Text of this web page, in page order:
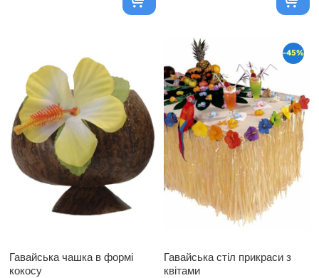
Гавайська чашка в формі
кокосу
-45%
Гавайська стіл прикраси з
квітами